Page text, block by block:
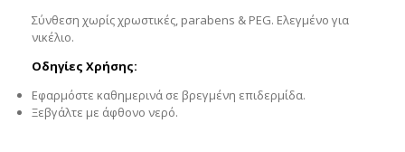
Σύνθεση χωρίς χρωστικές, parabens & PEG. Ελεγμένο για
νικέλιο.
Οδηγίες Χρήσης:
Εφαρμόστε καθημερινά σε βρεγμένη επιδερμίδα.
Ξεβγάλτε με άφθονο νερό.